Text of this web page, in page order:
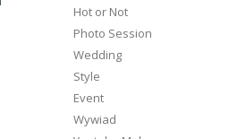
Hot or Not
Photo Session
Wedding
Style
Event
Wywiad